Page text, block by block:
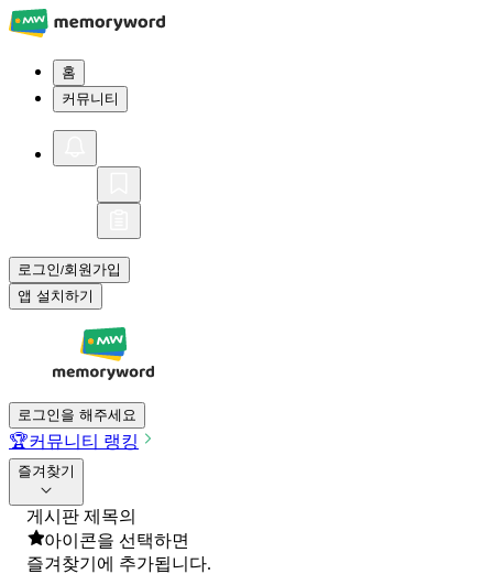
홈
커뮤니티
로그인/회원가입
앱 설치하기
로그인을 해주세요
🏆커뮤니티 랭킹
즐겨찾기
게시판 제목의
아이콘을 선택하면
즐겨찾기에 추가됩니다.